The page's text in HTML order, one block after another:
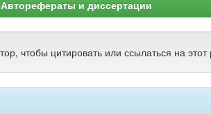
Авторефераты и диссертации
чтобы цитировать или ссылаться на этот